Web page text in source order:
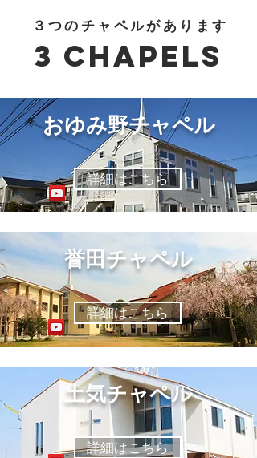
３つのチャペルがあります
3 Chapels
おゆみ野チャペル
詳細はこちら
誉田チャペル
詳細はこちら
土気チャペル
詳細はこちら